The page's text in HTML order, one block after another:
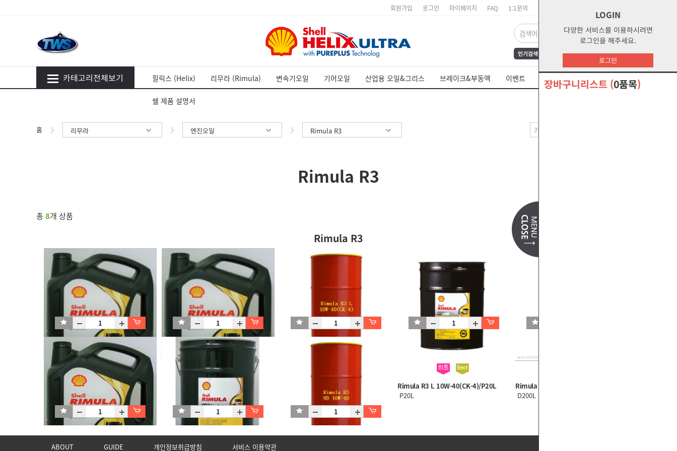
카테고리전체보기
LOGIN
다양한 서비스를 이용하시려면
로그인을 해주세요.
로그인
장바구니리스트 (0품목)
회원가입 로그인 마이페이지 FAQ 1:1문의 장바구니
인기검색어 FrAmE30 12
s1
water
부동액
s2g
glycol
오말라s2g
힐릭스 (Helix) 리무라 (Rimula) 변속기오일 기어오일 산업용 오일&그리스 브레이크&부동액 이벤트 쉘 제품 MSDS
쉘 제품 설명서
홈 리무라 엔진오일 Rimula R3
Rimula R3
총 8개 상품
Rimula R3
Rimula R3 L 10W-40 (CK-4)_2*6L
Rimula R3 L 10W-40(CK-4)/C4X4L
Rimula R3 L 10W-40(CK-4)/P20L
P20L
Rimula R3L 15W-40(CJ-4) D200L
D200L
ABOUT GUIDE 개인정보취급방침 서비스 이용약관